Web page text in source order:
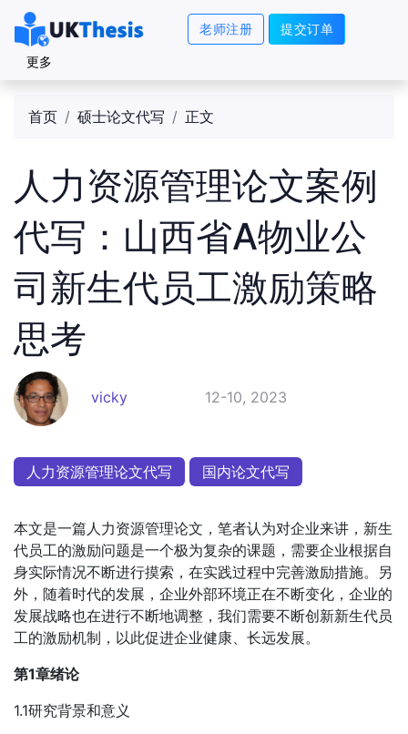
老师注册 提交订单
更多
首页 硕士论文代写 正文
人力资源管理论文案例
代写：山西省A物业公
司新生代员工激励策略
思考
vicky 12-10, 2023
人力资源管理论文代写 国内论文代写
本文是一篇人力资源管理论文，笔者认为对企业来讲，新生
代员工的激励问题是一个极为复杂的课题，需要企业根据自
身实际情况不断进行摸索，在实践过程中完善激励措施。另
外，随着时代的发展，企业外部环境正在不断变化，企业的
发展战略也在进行不断地调整，我们需要不断创新新生代员
工的激励机制，以此促进企业健康、长远发展。
第1章绪论
1.1研究背景和意义